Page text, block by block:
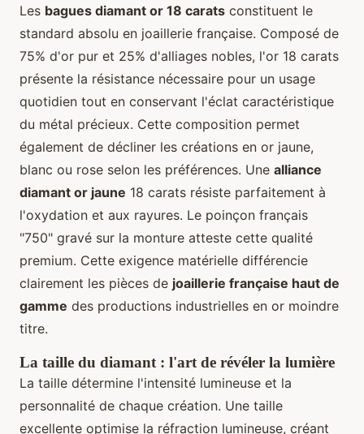
Les bagues diamant or 18 carats constituent le
standard absolu en joaillerie française. Composé de
75% d'or pur et 25% d'alliages nobles, l'or 18 carats
présente la résistance nécessaire pour un usage
quotidien tout en conservant l'éclat caractéristique
du métal précieux. Cette composition permet
également de décliner les créations en or jaune,
blanc ou rose selon les préférences. Une alliance
diamant or jaune 18 carats résiste parfaitement à
l'oxydation et aux rayures. Le poinçon français
"750" gravé sur la monture atteste cette qualité
premium. Cette exigence matérielle différencie
clairement les pièces de joaillerie française haut de
gamme des productions industrielles en or moindre
titre.
La taille du diamant : l'art de révéler la lumière
La taille détermine l'intensité lumineuse et la
personnalité de chaque création. Une taille
excellente optimise la réfraction lumineuse, créant